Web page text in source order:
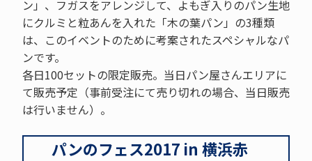
ン」、フガスをアレンジして、よもぎ入りのパン生地
にクルミと粒あんを入れた「木の葉パン」の3種類
は、このイベントのために考案されたスペシャルなパ
ンです。
各日100セットの限定販売。当日パン屋さんエリアに
て販売予定（事前受注にて売り切れの場合、当日販売
は行いません）。
パンのフェス2017 in 横浜赤